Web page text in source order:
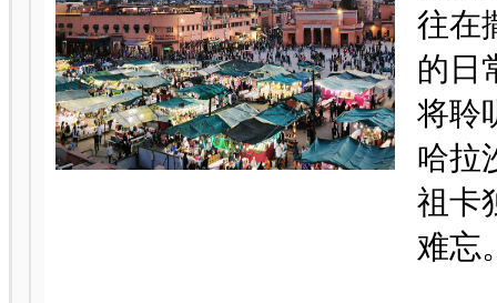
往在
的日
将聆
哈拉
祖卡
难忘